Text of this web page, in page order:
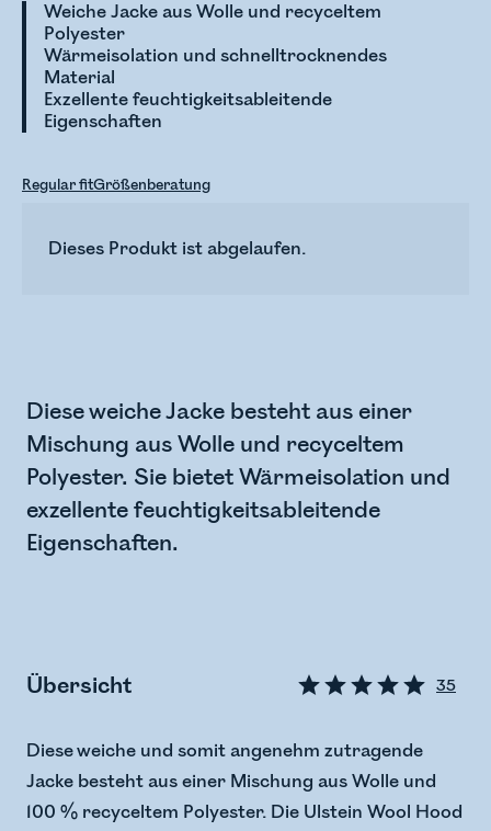
Weiche Jacke aus Wolle und recyceltem
Polyester
Wärmeisolation und schnelltrocknendes
Material
Exzellente feuchtigkeitsableitende
Eigenschaften
Regular fitGrößenberatung
Dieses Produkt ist abgelaufen.
Diese weiche Jacke besteht aus einer
Mischung aus Wolle und recyceltem
Polyester. Sie bietet Wärmeisolation und
exzellente feuchtigkeitsableitende
Eigenschaften.
Übersicht 35
Diese weiche und somit angenehm zutragende
Jacke besteht aus einer Mischung aus Wolle und
100 % recyceltem Polyester. Die Ulstein Wool Hood